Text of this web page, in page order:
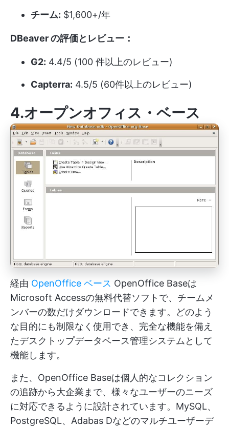
チーム: $1,600+/年
DBeaver の評価とレビュー：
G2: 4.4/5 (100 件以上のレビュー)
Capterra: 4.5/5 (60件以上のレビュー)
4.オープンオフィス・ベース
経由 OpenOffice ベース OpenOffice Baseは
Microsoft Accessの無料代替ソフトで、チームメ
ンバーの数だけダウンロードできます。どのよう
な目的にも制限なく使用でき、完全な機能を備え
たデスクトップデータベース管理システムとして
機能します。
また、OpenOffice Baseは個人的なコレクション
の追跡から大企業まで、様々なユーザーのニーズ
に対応できるように設計されています。MySQL、
PostgreSQL、Adabas Dなどのマルチユーザーデ